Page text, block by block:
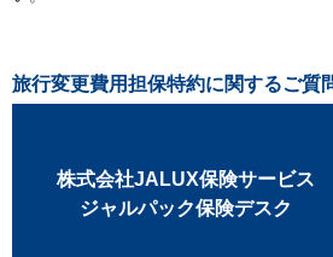
旅行変更費用担保特約に関するご質
株式会社JALUX保険サービス
ジャルパック保険デスク